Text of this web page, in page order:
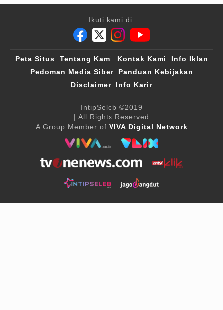
Ikuti kami di:
Peta Situs Tentang Kami Kontak Kami
Info Iklan
Pedoman Media Siber
Panduan Kebijakan
Disclaimer
Info Karir
IntipSeleb ©2019
| All Rights Reserved
A Group Member of VIVA Digital Network